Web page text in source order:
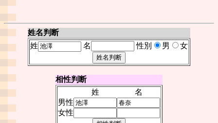
姓名判断
姓
名 性別 男 女
相性判断
姓
名
男性
女性